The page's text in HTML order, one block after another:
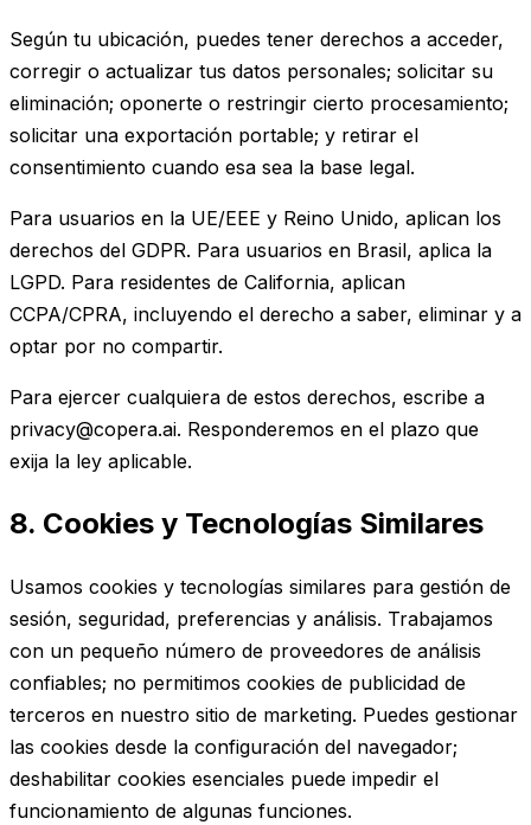
Según tu ubicación, puedes tener derechos a acceder,
corregir o actualizar tus datos personales; solicitar su
eliminación; oponerte o restringir cierto procesamiento;
solicitar una exportación portable; y retirar el
consentimiento cuando esa sea la base legal.
Para usuarios en la UE/EEE y Reino Unido, aplican los
derechos del GDPR. Para usuarios en Brasil, aplica la
LGPD. Para residentes de California, aplican
CCPA/CPRA, incluyendo el derecho a saber, eliminar y a
optar por no compartir.
Para ejercer cualquiera de estos derechos, escribe a
privacy@copera.ai. Responderemos en el plazo que
exija la ley aplicable.
8. Cookies y Tecnologías Similares
Usamos cookies y tecnologías similares para gestión de
sesión, seguridad, preferencias y análisis. Trabajamos
con un pequeño número de proveedores de análisis
confiables; no permitimos cookies de publicidad de
terceros en nuestro sitio de marketing. Puedes gestionar
las cookies desde la configuración del navegador;
deshabilitar cookies esenciales puede impedir el
funcionamiento de algunas funciones.